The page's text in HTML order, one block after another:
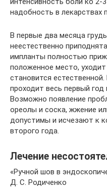
надобность в лекарствах
В первые два месяца
неестественно
импланты полностью
положенное место,
становится
проходит весь первый
Возможно появление
ореолы и соска, жжение
допустимы и исчезают к
второго года.
Лечение
«Ручной шов в
Д. С. Родиченко